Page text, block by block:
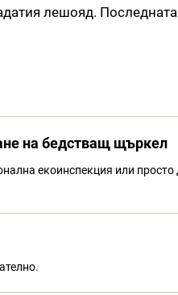
лешояд.
на бедстващ щъркел
екоинспекция или